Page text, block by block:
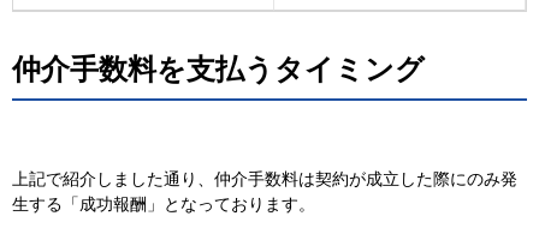
仲介手数料を支払うタイミング
上記で紹介しました通り、仲介手数料は契約が成立した際にのみ発
生する「成功報酬」となっております。